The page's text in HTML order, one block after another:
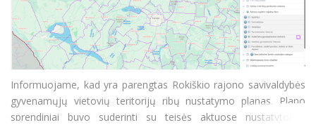
Informuojame, kad yra parengtas Rokiškio rajono savivaldybės
gyvenamųjų vietovių teritorijų ribų nustatymo planas. Plano
sprendiniai buvo suderinti su teisės aktuose nustatytomis